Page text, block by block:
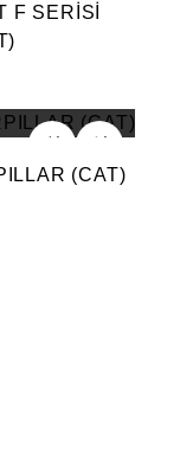
F SERİSİ
(CAT)